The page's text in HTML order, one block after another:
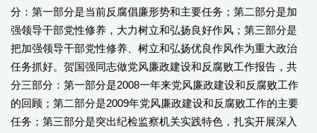
分：第一部分是当前反腐倡廉形势和主要任务；第二部分是加
强领导干部党性修养，大力树立和弘扬良好作风；第三部分是
把加强领导干部党性修养、树立和弘扬优良作风作为重大政治
任务抓好。贺国强同志做党风廉政建设和反腐败工作报告，共
分三部分：第一部分是2008一年来党风廉政建设和反腐败工作
的回顾；第二部分是2009年党风廉政建设和反腐败工作的主要
任务；第三部分是突出纪检监察机关实践特色，扎实开展深入